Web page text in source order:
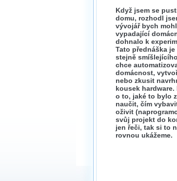
Když jsem se
domu, rozhodl
vývojář bych
vypadající
dohnalo k
Tato přednáška
stejně
chce
domácnost,
nebo zkusit
kousek hardware.
o to, jaké to bylo
naučit, čím
oživit
svůj projekt do
jen řeči, tak si to
rovnou ukážeme.